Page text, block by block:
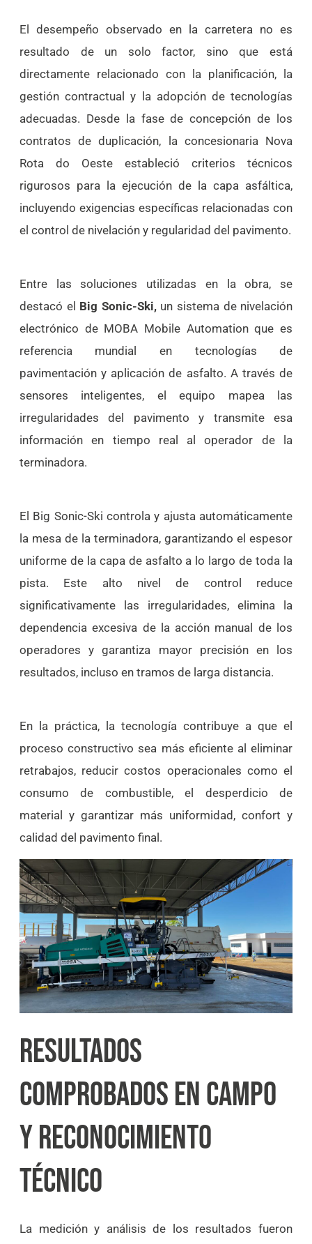
El desempeño observado en la carretera no es
resultado de un solo factor, sino que está
directamente relacionado con la planificación, la
gestión contractual y la adopción de tecnologías
adecuadas. Desde la fase de concepción de los
contratos de duplicación, la concesionaria Nova
Rota do Oeste estableció criterios técnicos
rigurosos para la ejecución de la capa asfáltica,
incluyendo exigencias específicas relacionadas con
el control de nivelación y regularidad del pavimento.
Entre las soluciones utilizadas en la obra, se
destacó el Big Sonic-Ski,un sistema de nivelación
electrónico de MOBA Mobile Automation que es
referencia mundial en tecnologías de
pavimentación y aplicación de asfalto. A través de
sensores inteligentes, el equipo mapea las
irregularidades del pavimento y transmite esa
información en tiempo real al operador de la
terminadora.
El Big Sonic-Ski controla y ajusta automáticamente
la mesa de la terminadora, garantizando el espesor
uniforme de la capa de asfalto a lo largo de toda la
pista. Este alto nivel de control reduce
significativamente las irregularidades, elimina la
dependencia excesiva de la acción manual de los
operadores y garantiza mayor precisión en los
resultados, incluso en tramos de larga distancia.
En la práctica, la tecnología contribuye a que el
proceso constructivo sea más eficiente al eliminar
retrabajos, reducir costos operacionales como el
consumo de combustible, el desperdicio de
material y garantizar más uniformidad, confort y
calidad del pavimento final.
RESULTADOS
COMPROBADOS EN CAMPO
Y RECONOCIMIENTO
TÉCNICO
La medición y análisis de los resultados fueron